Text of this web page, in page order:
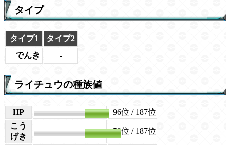
タイプ
タイプ1
タイプ2
でんき
-
ライチュウの種族値
HP 60 96位 / 187位
こう
げき
90 58位 / 187位